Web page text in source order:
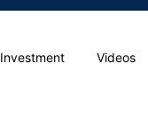
Investment Videos